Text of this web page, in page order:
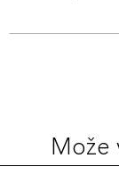
Može